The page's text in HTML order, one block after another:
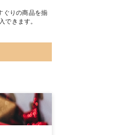
ぐりの商品を揃
できます。